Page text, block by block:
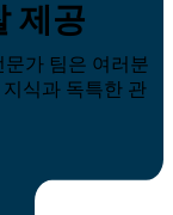
제공
문가 팀은 여러분
식과 독특한 관